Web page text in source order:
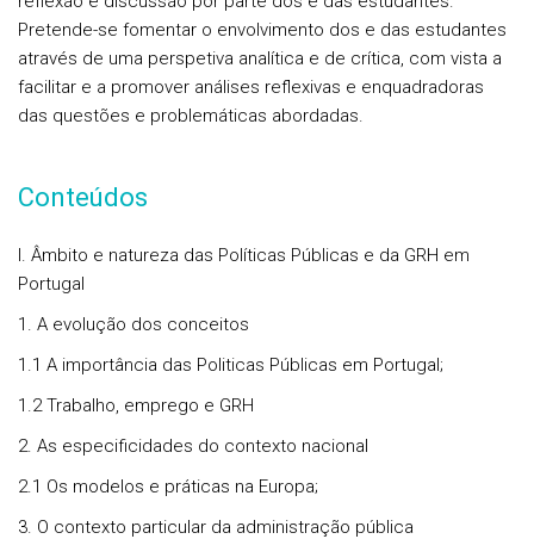
Pretende-se fomentar o envolvimento dos e das estudantes
através de uma perspetiva analítica e de crítica, com vista a
facilitar e a promover análises reflexivas e enquadradoras
das questões e problemáticas abordadas.
Conteúdos
I. Âmbito e natureza das Políticas Públicas e da GRH em
Portugal
1. A evolução dos conceitos
1.1 A importância das Politicas Públicas em Portugal;
1.2 Trabalho, emprego e GRH
2. As especificidades do contexto nacional
2.1 Os modelos e práticas na Europa;
3. O contexto particular da administração pública